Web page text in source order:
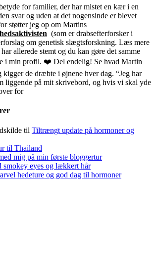
for familier, der har mistet en kær i en
svar og uden at det nogensinde er blevet
støtter jeg op om Martins
(som er drabsefterforsker i
om genetisk slægtsforskning. Læs mere
allerede stemt og du kan gøre det samme
i min profil. ❤️ Del endelig! Se hvad Martin
kigger de dræbte i øjnene hver dag. “Jeg har
liggende på mit skrivebord, og hvis vi skal yde
for
til Tiltrængt update på hormoner og
til Thailand
mig på min første bloggertur
smokey eyes og lækkert hår
hedeture og god dag til hormoner